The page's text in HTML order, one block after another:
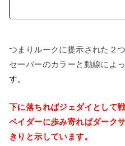
つまりルークに提示された２
セーバーのカラーと動線によ
す。
下に落ちればジェダイとして
ベイダーに歩み寄ればダーク
きりと示しています。